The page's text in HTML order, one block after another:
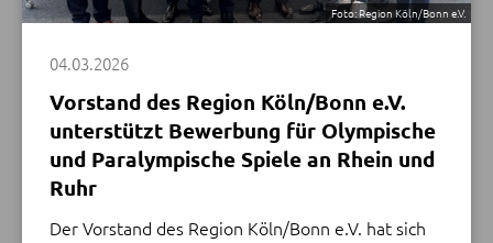
Foto: Region Köln/Bonn e.V.
04.03.2026
Vorstand des Region Köln/Bonn e.V.
unterstützt Bewerbung für Olympische
und Paralympische Spiele an Rhein und
Ruhr
Der Vorstand des Region Köln/Bonn e.V. hat sich